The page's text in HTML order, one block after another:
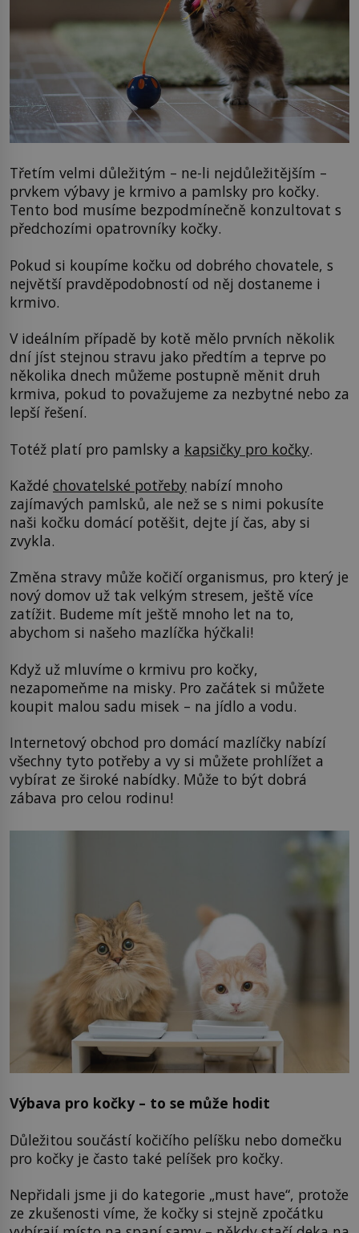
Třetím velmi důležitým – ne-li nejdůležitějším –
prvkem výbavy je krmivo a pamlsky pro kočky.
Tento bod musíme bezpodmínečně konzultovat s
předchozími opatrovníky kočky.
Pokud si koupíme kočku od dobrého chovatele, s
největší pravděpodobností od něj dostaneme i
krmivo.
V ideálním případě by kotě mělo prvních několik
dní jíst stejnou stravu jako předtím a teprve po
několika dnech můžeme postupně měnit druh
krmiva, pokud to považujeme za nezbytné nebo za
lepší řešení.
Totéž platí pro pamlsky a kapsičky pro kočky.
Každé chovatelské potřeby nabízí mnoho
zajímavých pamlsků, ale než se s nimi pokusíte
naši kočku domácí potěšit, dejte jí čas, aby si
zvykla.
Změna stravy může kočičí organismus, pro který je
nový domov už tak velkým stresem, ještě více
zatížit. Budeme mít ještě mnoho let na to,
abychom si našeho mazlíčka hýčkali!
Když už mluvíme o krmivu pro kočky,
nezapomeňme na misky. Pro začátek si můžete
koupit malou sadu misek – na jídlo a vodu.
Internetový obchod pro domácí mazlíčky nabízí
všechny tyto potřeby a vy si můžete prohlížet a
vybírat ze široké nabídky. Může to být dobrá
zábava pro celou rodinu!
Výbava pro kočky – to se může hodit
Důležitou součástí kočičího pelíšku nebo domečku
pro kočky je často také pelíšek pro kočky.
Nepřidali jsme ji do kategorie „must have“, protože
ze zkušenosti víme, že kočky si stejně zpočátku